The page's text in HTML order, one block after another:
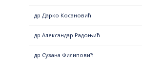
др Дарко Косановић
др Александар Радоњић
др Сузана Филиповић